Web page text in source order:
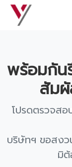
เกี่ยวกั
ปฏิทิน
สินค้าและบริการ
รุ่นรถ
พร้อมกัน
สัม
โปรดตรวจสอ
บริษัทฯ ขอสงว
มิ